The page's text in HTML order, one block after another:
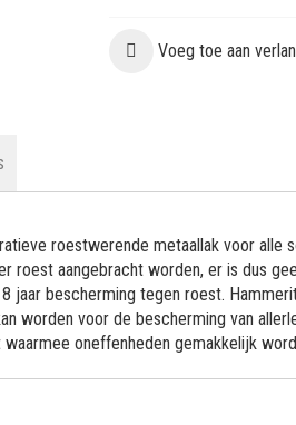
Voeg toe aan
roestwerende metaallak voor
roest aangebracht worden, er is dus
bescherming tegen roest.
worden voor de bescherming van
oneffenheden gemakkelijk